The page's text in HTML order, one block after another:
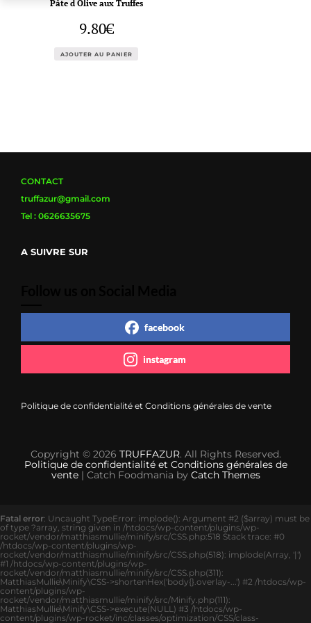
Pâte d Olive aux Truffes
9.80€
AJOUTER AU PANIER
CONTACT
truffazur@gmail.com
Tel : 0626635675
A SUIVRE SUR
facebook
instagram
Politique de confidentialité et Conditions générales de vente
Copyright © 2026 TRUFFAZUR. All Rights Reserved.
Politique de confidentialité et Conditions générales de
vente| Catch Foodmania by Catch Themes
Fatal error: Uncaught TypeError: implode(): Argument #2 ($array) must be
of type ?array, string given in /htdocs/wp-content/plugins/wp-
rocket/vendor/matthiasmullie/minify/src/CSS.php:518 Stack trace: #0
/htdocs/wp-content/plugins/wp-
rocket/vendor/matthiasmullie/minify/src/CSS.php(518): implode(Array, '|')
#1 /htdocs/wp-content/plugins/wp-
rocket/vendor/matthiasmullie/minify/src/CSS.php(311):
MatthiasMullie\Minify\CSS->shortenHex('body{}.overlay-...') #2 /htdocs/wp-
content/plugins/wp-
rocket/vendor/matthiasmullie/minify/src/Minify.php(111):
MatthiasMullie\Minify\CSS->execute(NULL) #3 /htdocs/wp-
content/plugins/wp-rocket/inc/classes/optimization/CSS/class-